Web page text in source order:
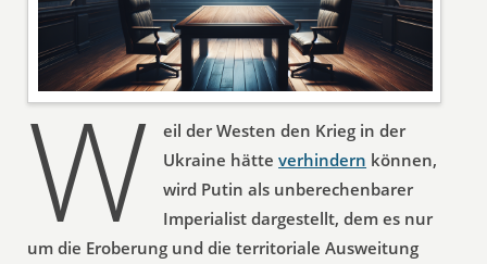
W
eil der Westen den Krieg in der
Ukraine hätteverhindern können,
wird Putin als unberechenbarer
Imperialist dargestellt, dem es nur
um die Eroberung und die territoriale Ausweitung